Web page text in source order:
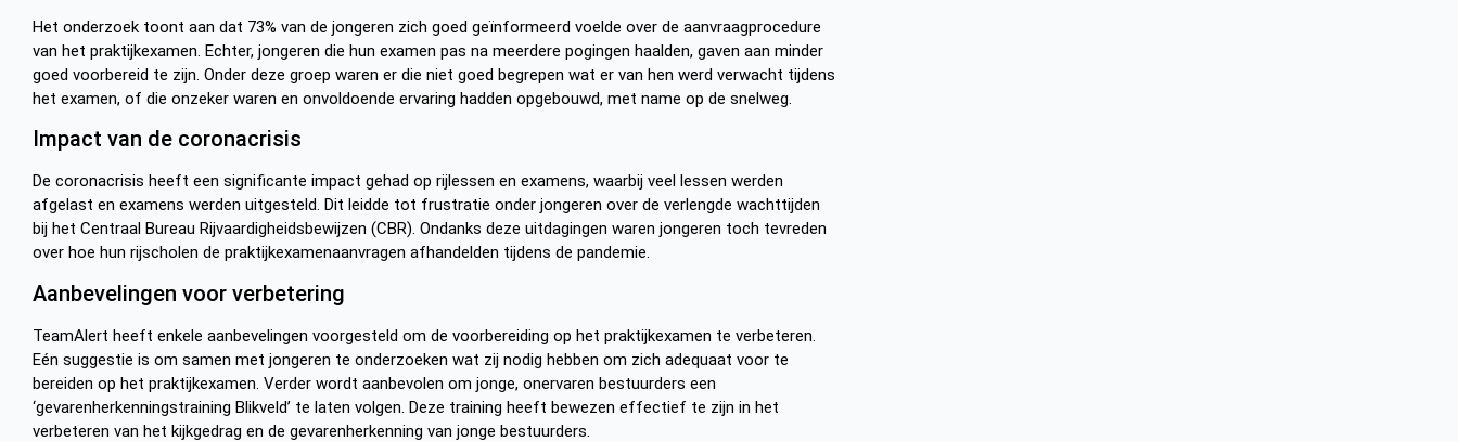
Het onderzoek toont aan dat 73% van de jongeren zich goed geïnformeerd voelde over de aanvraagprocedure
van het praktijkexamen. Echter, jongeren die hun examen pas na meerdere pogingen haalden, gaven aan minder
goed voorbereid te zijn. Onder deze groep waren er die niet goed begrepen wat er van hen werd verwacht tijdens
het examen, of die onzeker waren en onvoldoende ervaring hadden opgebouwd, met name op de snelweg.
Impact van de coronacrisis
De coronacrisis heeft een significante impact gehad op rijlessen en examens, waarbij veel lessen werden
afgelast en examens werden uitgesteld. Dit leidde tot frustratie onder jongeren over de verlengde wachttijden
bij het Centraal Bureau Rijvaardigheidsbewijzen (CBR). Ondanks deze uitdagingen waren jongeren toch tevreden
over hoe hun rijscholen de praktijkexamenaanvragen afhandelden tijdens de pandemie.
Aanbevelingen voor verbetering
TeamAlert heeft enkele aanbevelingen voorgesteld om de voorbereiding op het praktijkexamen te verbeteren.
Eén suggestie is om samen met jongeren te onderzoeken wat zij nodig hebben om zich adequaat voor te
bereiden op het praktijkexamen. Verder wordt aanbevolen om jonge, onervaren bestuurders een
‘gevarenherkenningstraining Blikveld’ te laten volgen. Deze training heeft bewezen effectief te zijn in het
verbeteren van het kijkgedrag en de gevarenherkenning van jonge bestuurders.